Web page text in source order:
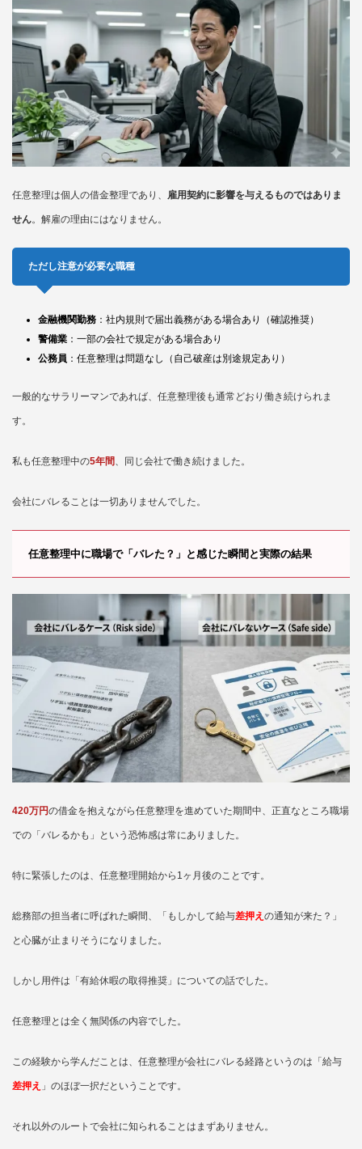
任意整理は個人の借金整理であり、 雇用契約に影響を与えるものではありま
せん。解雇の理由にはなりません。
ただし注意が必要な職種
金融機関勤務 ：社内規則で届出義務がある場合あり（確認推奨）
警備業 ：一部の会社で規定がある場合あり
公務員 ：任意整理は問題なし（自己破産は別途規定あり）
一般的なサラリーマンであれば、任意整理後も通常どおり働き続けられま
す。
私も任意整理中の5年間、同じ会社で働き続けました。
会社にバレることは一切ありませんでした。
任意整理中に職場で「バレた？」と感じた瞬間と実際の結果
420万円の借金を抱えながら任意整理を進めていた期間中、正直なところ職場
での「バレるかも」という恐怖感は常にありました。
特に緊張したのは、任意整理開始から1ヶ月後のことです。
総務部の担当者に呼ばれた瞬間、「もしかして給与差押え の通知が来た？」
と心臓が止まりそうになりました。
しかし用件は「有給休暇の取得推奨」についての話でした。
任意整理とは全く無関係の内容でした。
この経験から学んだことは、任意整理が会社にバレる経路というのは「給与
差押え 」のほぼ一択だということです。
それ以外のルートで会社に知られることはまずありません。